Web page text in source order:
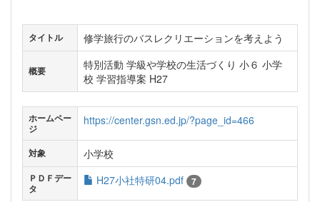
タイトル 修学旅行のバスレクリエーションを考えよう
概要
特別活動 学級や学校の生活づくり 小６ 小学
校 学習指導案 H27
ホームペー
ジ
https://center.gsn.ed.jp/?page_id=466
対象 小学校
ＰＤＦデー
タ
H27小社特研04.pdf 7